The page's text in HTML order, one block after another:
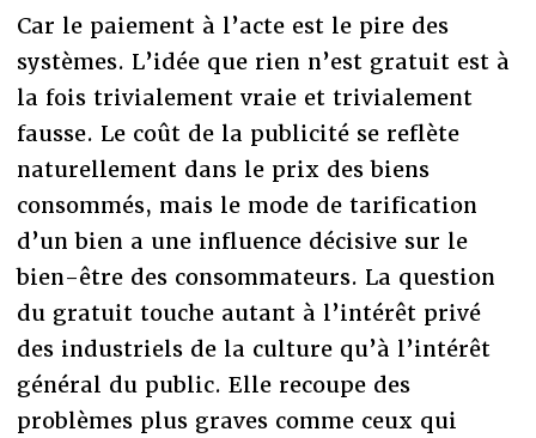
Car le paiement à l’acte est le pire des
systèmes. L’idée que rien n’est gratuit est à
la fois trivialement vraie et trivialement
fausse. Le coût de la publicité se reflète
naturellement dans le prix des biens
consommés, mais le mode de tarification
d’un bien a une influence décisive sur le
bien-être des consommateurs. La question
du gratuit touche autant à l’intérêt privé
des industriels de la culture qu’à l’intérêt
général du public. Elle recoupe des
problèmes plus graves comme ceux qui